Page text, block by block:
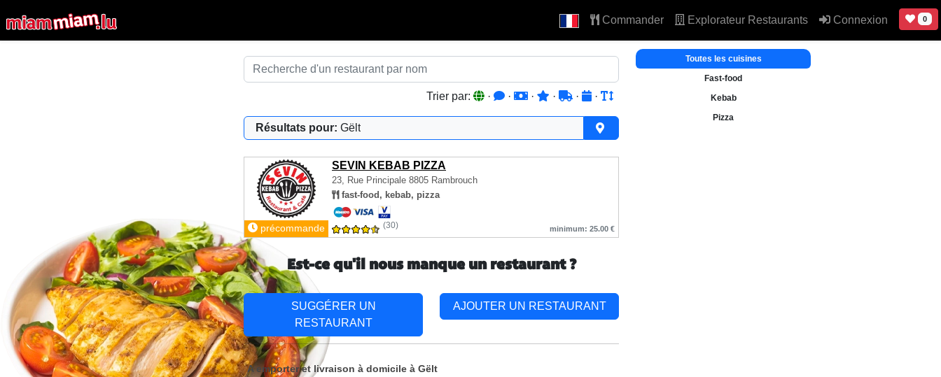
Commander Explorateur Restaurants Connexion 0
Trier par: · · · · · ·
Résultats pour: Gëlt
SEVIN KEBAB PIZZA
23, Rue Principale 8805 Rambrouch
fast-food, kebab, pizza
précommande (30) minimum: 25.00 €
Toutes les cuisines
Fast-food
Kebab
Pizza
Est-ce qu'il nous manque un restaurant ?
SUGGÉRER UN
RESTAURANT
AJOUTER UN RESTAURANT
A emporter et livraison à domicile à Gëlt